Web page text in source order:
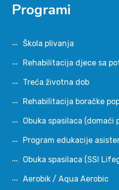
Programi
Škola plivanja
Rehabilitacija djece sa
Treća životna dob
Rehabilitacija boračke
Obuka spasilaca (domaći
Program edukacije
Obuka spasilaca (SSI
Aerobik / Aqua Aerobic